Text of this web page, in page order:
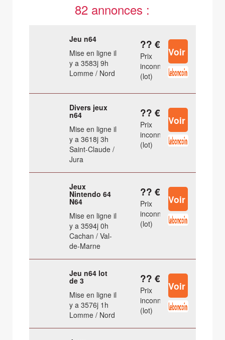
82 annonces :
Jeu n64
Mise en ligne il
y a 3583j 9h
Lomme / Nord
?? €
Prix
inconnu
(lot)
Divers jeux
n64
Mise en ligne il
y a 3618j 3h
Saint-Claude /
Jura
?? €
Prix
inconnu
(lot)
Jeux
Nintendo 64
N64
Mise en ligne il
y a 3594j 0h
Cachan / Val-
de-Marne
?? €
Prix
inconnu
(lot)
Jeu n64 lot
de 3
Mise en ligne il
y a 3576j 1h
Lomme / Nord
?? €
Prix
inconnu
(lot)